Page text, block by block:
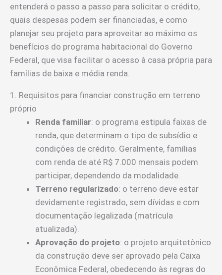
entenderá o passo a passo para solicitar o crédito,
quais despesas podem ser financiadas, e como
planejar seu projeto para aproveitar ao máximo os
benefícios do programa habitacional do Governo
Federal, que visa facilitar o acesso à casa própria para
famílias de baixa e média renda.
1. Requisitos para financiar construção em terreno
próprio
Renda familiar: o programa estipula faixas de
renda, que determinam o tipo de subsídio e
condições de crédito. Geralmente, famílias
com renda de até R$ 7.000 mensais podem
participar, dependendo da modalidade.
Terreno regularizado: o terreno deve estar
devidamente registrado, sem dívidas e com
documentação legalizada (matrícula
atualizada).
Aprovação do projeto: o projeto arquitetônico
da construção deve ser aprovado pela Caixa
Econômica Federal, obedecendo às regras do